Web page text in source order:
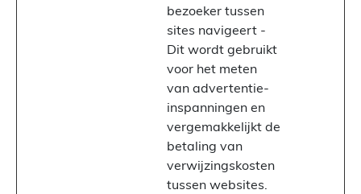
bezoeker tussen
sites navigeert -
Dit wordt gebruikt
voor het meten
van advertentie-
inspanningen en
vergemakkelijkt de
betaling van
verwijzingskosten
tussen websites.